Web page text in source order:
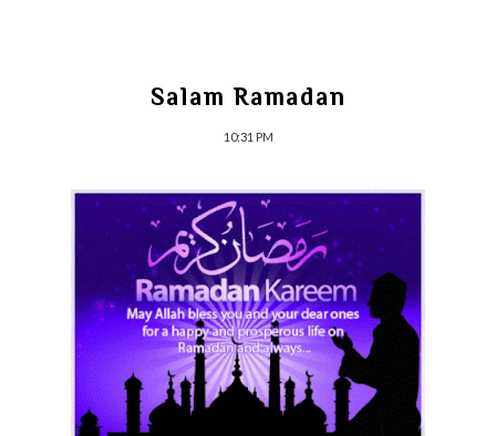
Salam Ramadan
10:31 PM